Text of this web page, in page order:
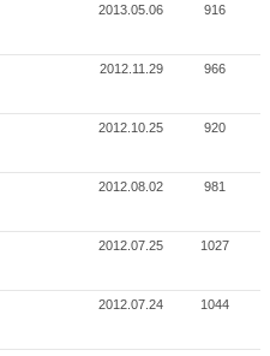
2013.05.06 916
2012.11.29 966
2012.10.25 920
2012.08.02 981
2012.07.25 1027
2012.07.24 1044